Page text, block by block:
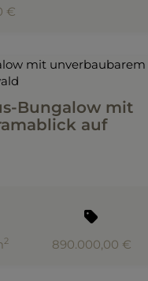
€
Bungalow mit
auf
2 890.000,00 €